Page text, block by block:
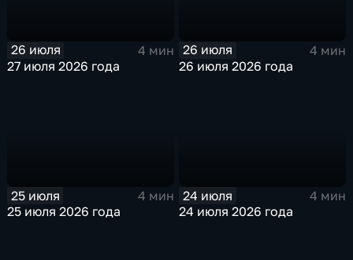
26 июля
4 мин
27 июля 2026 года
26 июля
4 мин
26 июля 2026 года
25 июля
4 мин
25 июля 2026 года
24 июля
4 мин
24 июля 2026 года